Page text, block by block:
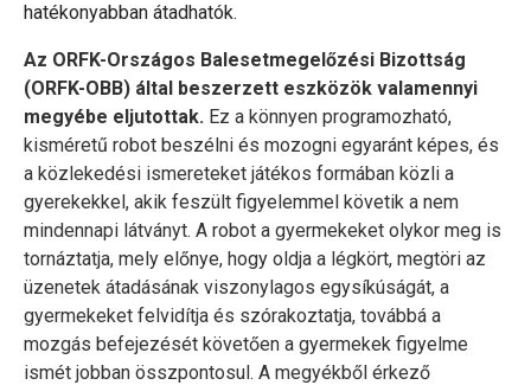
hatékonyabban átadhatók.
Az ORFK-Országos Balesetmegelőzési Bizottság
(ORFK-OBB) által beszerzett eszközök valamennyi
megyébe eljutottak. Ez a könnyen programozható,
kisméretű robot beszélni és mozogni egyaránt képes, és
a közlekedési ismereteket játékos formában közli a
gyerekekkel, akik feszült figyelemmel követik a nem
mindennapi látványt. A robot a gyermekeket olykor meg is
tornáztatja, mely előnye, hogy oldja a légkört, megtöri az
üzenetek átadásának viszonylagos egysíkúságát, a
gyermekeket felvidítja és szórakoztatja, továbbá a
mozgás befejezését követően a gyermekek figyelme
ismét jobban összpontosul. A megyékből érkező